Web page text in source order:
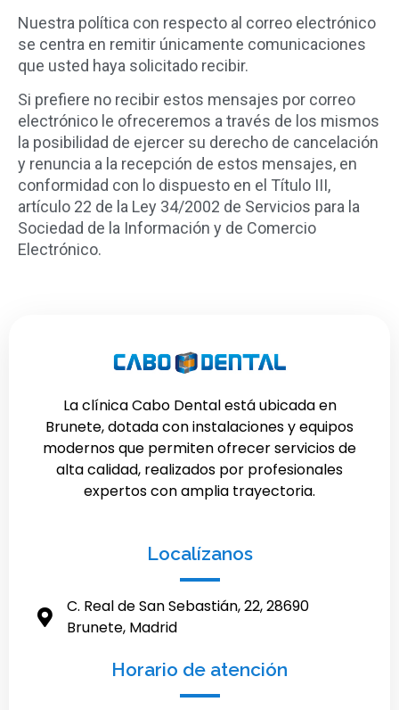
Nuestra política con respecto al correo electrónico
se centra en remitir únicamente comunicaciones
que usted haya solicitado recibir.
Si prefiere no recibir estos mensajes por correo
electrónico le ofreceremos a través de los mismos
la posibilidad de ejercer su derecho de cancelación
y renuncia a la recepción de estos mensajes, en
conformidad con lo dispuesto en el Título III,
artículo 22 de la Ley 34/2002 de Servicios para la
Sociedad de la Información y de Comercio
Electrónico.
La clínica Cabo Dental está ubicada en
Brunete, dotada con instalaciones y equipos
modernos que permiten ofrecer servicios de
alta calidad, realizados por profesionales
expertos con amplia trayectoria.
Localízanos
C. Real de San Sebastián, 22, 28690
Brunete, Madrid
Horario de atención